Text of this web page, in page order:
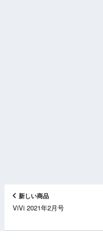
新しい商品
ViVi 2021年2月号